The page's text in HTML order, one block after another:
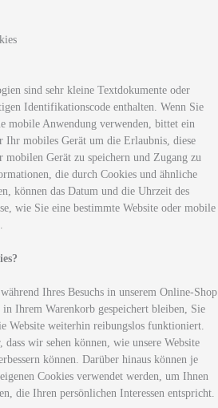
sind sehr kleine Textdokumente oder
Identifikationscode enthalten. Wenn Sie
mobile Anwendung verwenden, bittet ein
Ihr mobiles Gerät um die Erlaubnis, diese
Gerät zu speichern und Zugang zu
die durch Cookies und ähnliche
können das Datum und die Uhrzeit des
wie Sie eine bestimmte Website oder mobile
Ihres Besuchs in unserem Online-Shop
Ihrem Warenkorb gespeichert bleiben, Sie
Website weiterhin reibungslos funktioniert.
wir sehen können, wie unsere Website
können. Darüber hinaus können je
Cookies verwendet werden, um Ihnen
die Ihren persönlichen Interessen entspricht.